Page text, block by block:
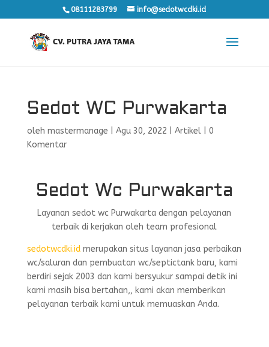
08111283799 info@sedotwcdki.id
Sedot WC Purwakarta
oleh mastermanage Agu 30, 2022 Artikel| 0
Komentar
Sedot Wc Purwakarta
Layanan sedot wc Purwakarta dengan pelayanan
terbaik di kerjakan oleh team profesional
sedotwcdki.idmerupakan situs layanan jasa perbaikan
wc/saluran dan pembuatan wc/septictank baru, kami
berdiri sejak 2003 dan kami bersyukur sampai detik ini
kami masih bisa bertahan,, kami akan memberikan
pelayanan terbaik kami untuk memuaskan Anda.